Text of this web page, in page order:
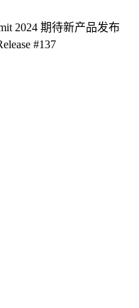
2024 期待新产品发布
#137